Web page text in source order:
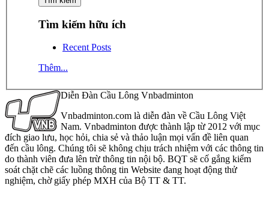
Tìm kiếm hữu ích
Recent Posts
Thêm...
Diễn Đàn Cầu Lông Vnbadminton
Vnbadminton.com là diễn đàn về Cầu Lông Việt
Nam. Vnbadminton được thành lập từ 2012 với mục
đích giao lưu, học hỏi, chia sẻ và thảo luận mọi vấn đề liên quan
đến cầu lông. Chúng tôi sẽ không chịu trách nhiệm với các thông tin
do thành viên đưa lên trừ thông tin nội bộ. BQT sẽ cố gắng kiểm
soát chặt chẽ các luồng thông tin Website đang hoạt động thử
nghiệm, chờ giấy phép MXH của Bộ TT & TT.